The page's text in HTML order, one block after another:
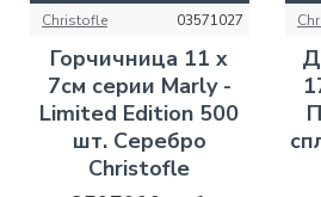
Christofle 03571027
Горчичница 11 x
7см серии Marly -
Limited Edition 500
шт. Серебро
Christofle